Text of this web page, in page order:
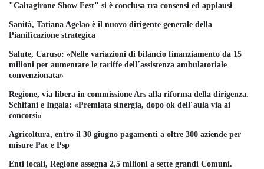
"Caltagirone Show Fest" si è conclusa tra consensi ed applausi
Sanità, Tatiana Agelao è il nuovo dirigente generale della
Pianificazione strategica
Salute, Caruso: «Nelle variazioni di bilancio finanziamento da 15
milioni per aumentare le tariffe dell´assistenza ambulatoriale
convenzionata»
Regione, via libera in commissione Ars alla riforma della dirigenza.
Schifani e Ingala: «Premiata sinergia, dopo ok dell´aula via ai
concorsi»
Agricoltura, entro il 30 giugno pagamenti a oltre 300 aziende per
misure Pac e Psp
Enti locali, Regione assegna 2,5 milioni a sette grandi Comuni.